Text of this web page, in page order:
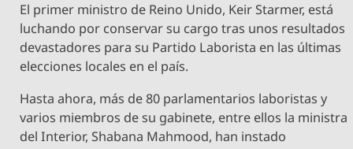
El primer ministro de Reino Unido, Keir Starmer, está
luchando por conservar su cargo tras unos resultados
devastadores para su Partido Laborista en las últimas
elecciones locales en el país.
Hasta ahora, más de 80 parlamentarios laboristas y
varios miembros de su gabinete, entre ellos la ministra
del Interior, Shabana Mahmood, han instado